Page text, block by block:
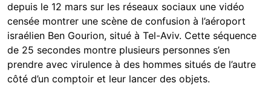
depuis le 12 mars sur les réseaux sociaux une vidéo
censée montrer une scène de confusion à l’aéroport
israélien Ben Gourion, situé à Tel-Aviv. Cette séquence
de 25 secondes montre plusieurs personnes s’en
prendre avec virulence à des hommes situés de l’autre
côté d’un comptoir et leur lancer des objets.